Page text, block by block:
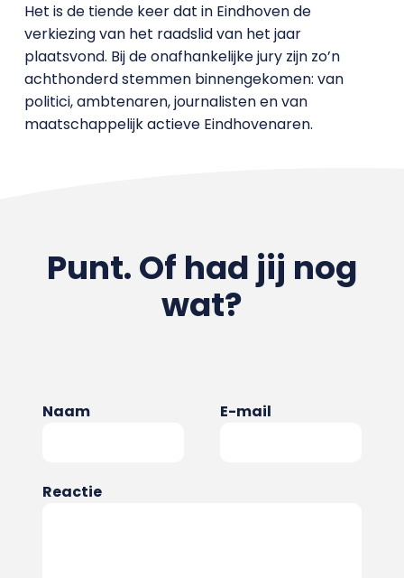
Het is de tiende keer dat in Eindhoven de
verkiezing van het raadslid van het jaar
plaatsvond. Bij de onafhankelijke jury zijn zo’n
achthonderd stemmen binnengekomen: van
politici, ambtenaren, journalisten en van
maatschappelijk actieve Eindhovenaren.
Punt. Of had jij nog
wat?
Naam E-mail
Reactie